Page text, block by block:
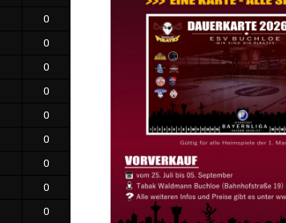
0
0
0
0
0
0
0
0
0